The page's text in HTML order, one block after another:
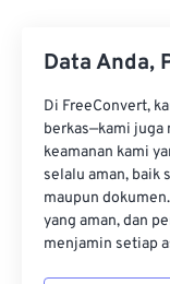
Data Anda,
Di FreeConvert,
berkas—kami juga
keamanan kami
selalu aman, baik
maupun
yang aman, dan
menjamin setiap